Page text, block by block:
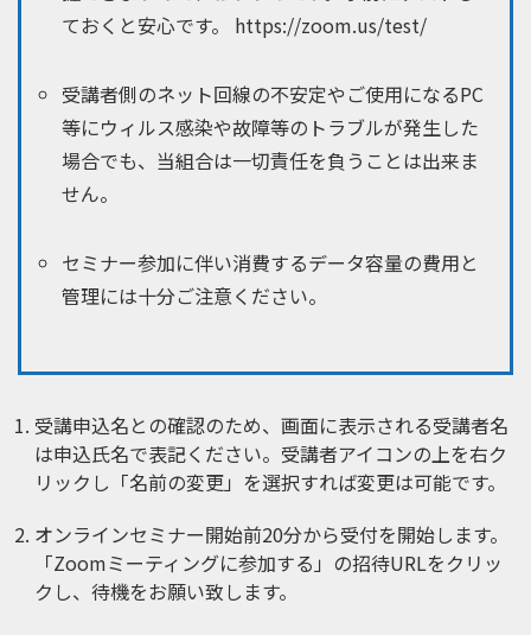
ておくと安心です。 https://zoom.us/test/
受講者側のネット回線の不安定やご使用になるPC
等にウィルス感染や故障等のトラブルが発生した
場合でも、当組合は一切責任を負うことは出来ま
せん。
セミナー参加に伴い消費するデータ容量の費用と
管理には十分ご注意ください。
受講申込名との確認のため、画面に表示される受講者名
は申込氏名で表記ください。受講者アイコンの上を右ク
リックし「名前の変更」を選択すれば変更は可能です。
オンラインセミナー開始前20分から受付を開始します。
「Zoomミーティングに参加する」の招待URLをクリッ
クし、待機をお願い致します。